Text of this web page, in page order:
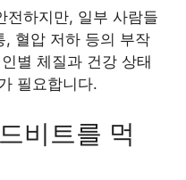
전하지만, 일부 사람들
, 혈압 저하 등의 부작
별 체질과 건강 상태
필요합니다.
비트를 먹